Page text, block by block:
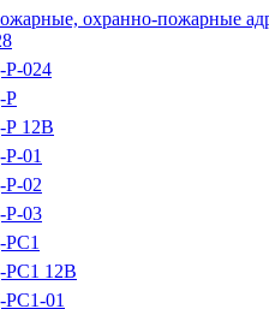
охранно-пожарные
024
Р
12В
01
02
03
12В
01